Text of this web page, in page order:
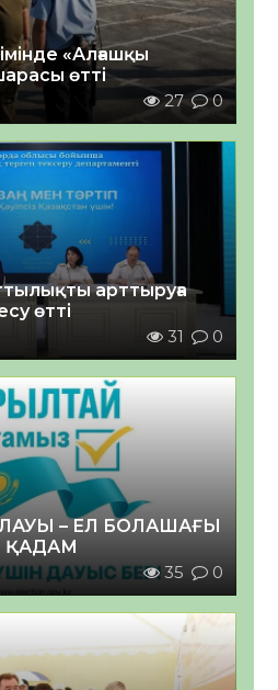
«Алғашқы
өтті
27 0
арттыруға
өтті
31 0
– ЕЛ БОЛАШАҒЫ
ҚАДАМ
35 0